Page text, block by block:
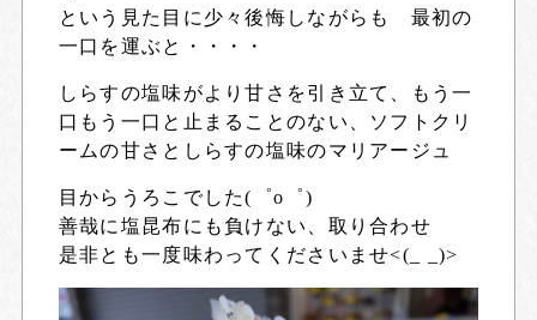
という見た目に少々後悔しながらも 最初の
一口を運ぶと・・・・
しらすの塩味がより甘さを引き立て、もう一
口もう一口と止まることのない、ソフトクリ
ームの甘さとしらすの塩味のマリアージュ
目からうろこでした(゜o゜)
善哉に塩昆布にも負けない、取り合わせ
是非とも一度味わってくださいませ<(_ _)>